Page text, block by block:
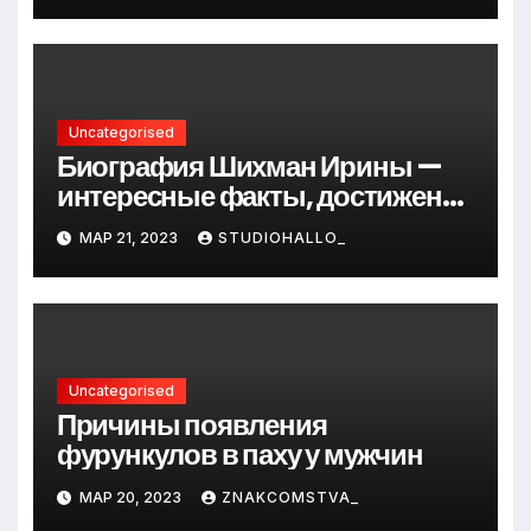
Uncategorised
Биография Шихман Ирины —
интересные факты, достижения
и путь к успеху
МАР 21, 2023 STUDIOHALLO_
Uncategorised
Причины появления
фурункулов в паху у мужчин
МАР 20, 2023 ZNAKCOMSTVA_